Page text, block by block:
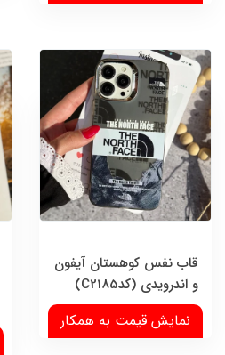
قاب نفس کوهستان آیفون
و اندرویدی (کدC2185)
نمایش قیمت به همکار